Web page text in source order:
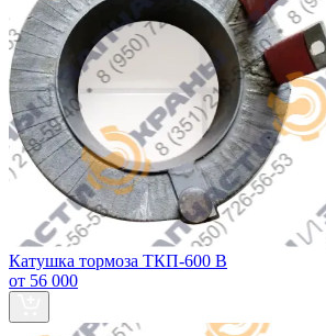
Катушка тормоза ТКП-600 В
от 56 000